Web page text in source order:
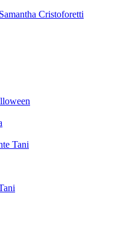
Cristoforetti
Tani